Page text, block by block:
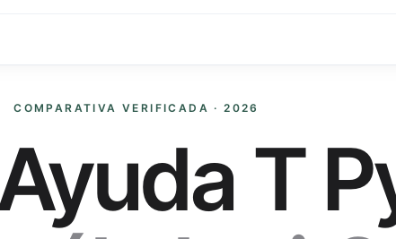
COMPARATIVA VERIFICADA · 2026
T